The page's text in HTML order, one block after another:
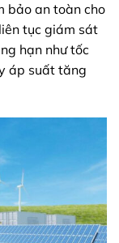
bảo an toàn cho
tục giám sát
hạn như tốc
áp suất tăng